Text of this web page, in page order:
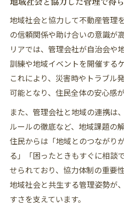
地域社会と協力して不動産管理
の信頼関係や助け合いの意識が
リアでは、管理会社が自治会や
訓練や地域イベントを開催する
これにより、災害時やトラブル
可能となり、住民全体の安心感
また、管理会社と地域の連携は
ルールの徹底など、地域課題の
住民からは「地域とのつながり
る」「困ったときもすぐに相談
せられており、協力体制の重要
地域社会と共生する管理姿勢が
すさを支えています。